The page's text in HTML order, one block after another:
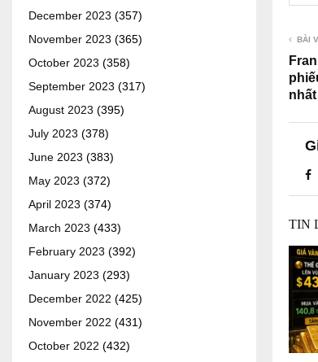
BÀI
TIN
December 2023 (357)
November 2023 (365)
October 2023 (358)
September 2023 (317)
August 2023 (395)
July 2023 (378)
June 2023 (383)
May 2023 (372)
April 2023 (374)
March 2023 (433)
February 2023 (392)
January 2023 (293)
December 2022 (425)
November 2022 (431)
October 2022 (432)